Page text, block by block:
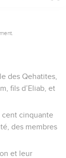
des Qehatites,
fils d’Eliab, et
cent cinquante
des membres
et leur